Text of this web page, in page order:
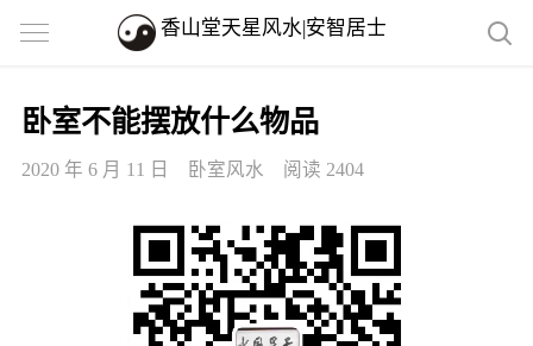
香山堂天星风水|安智居士
卧室不能摆放什么物品
2020 年 6 月 11 日 卧室风水 阅读 2404